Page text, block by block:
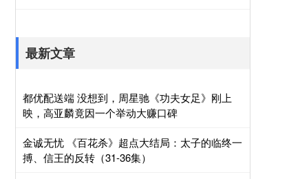
最新文章
都优配送端 没想到，周星驰《功夫女足》刚上
映，高亚麟竟因一个举动大赚口碑
金诚无忧 《百花杀》超点大结局：太子的临终一
搏、信王的反转（31-36集）